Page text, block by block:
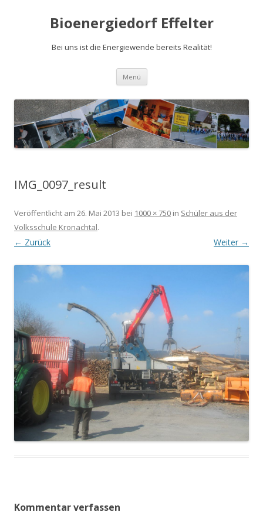
Bioenergiedorf Effelter
Bei uns ist die Energiewende bereits Realität!
Menü Zum Inhalt springen
IMG_0097_result
Veröffentlicht am 26. Mai 2013 bei 1000 × 750 in Schüler aus der
Volksschule Kronachtal.
← Zurück Weiter →
Kommentar verfassen